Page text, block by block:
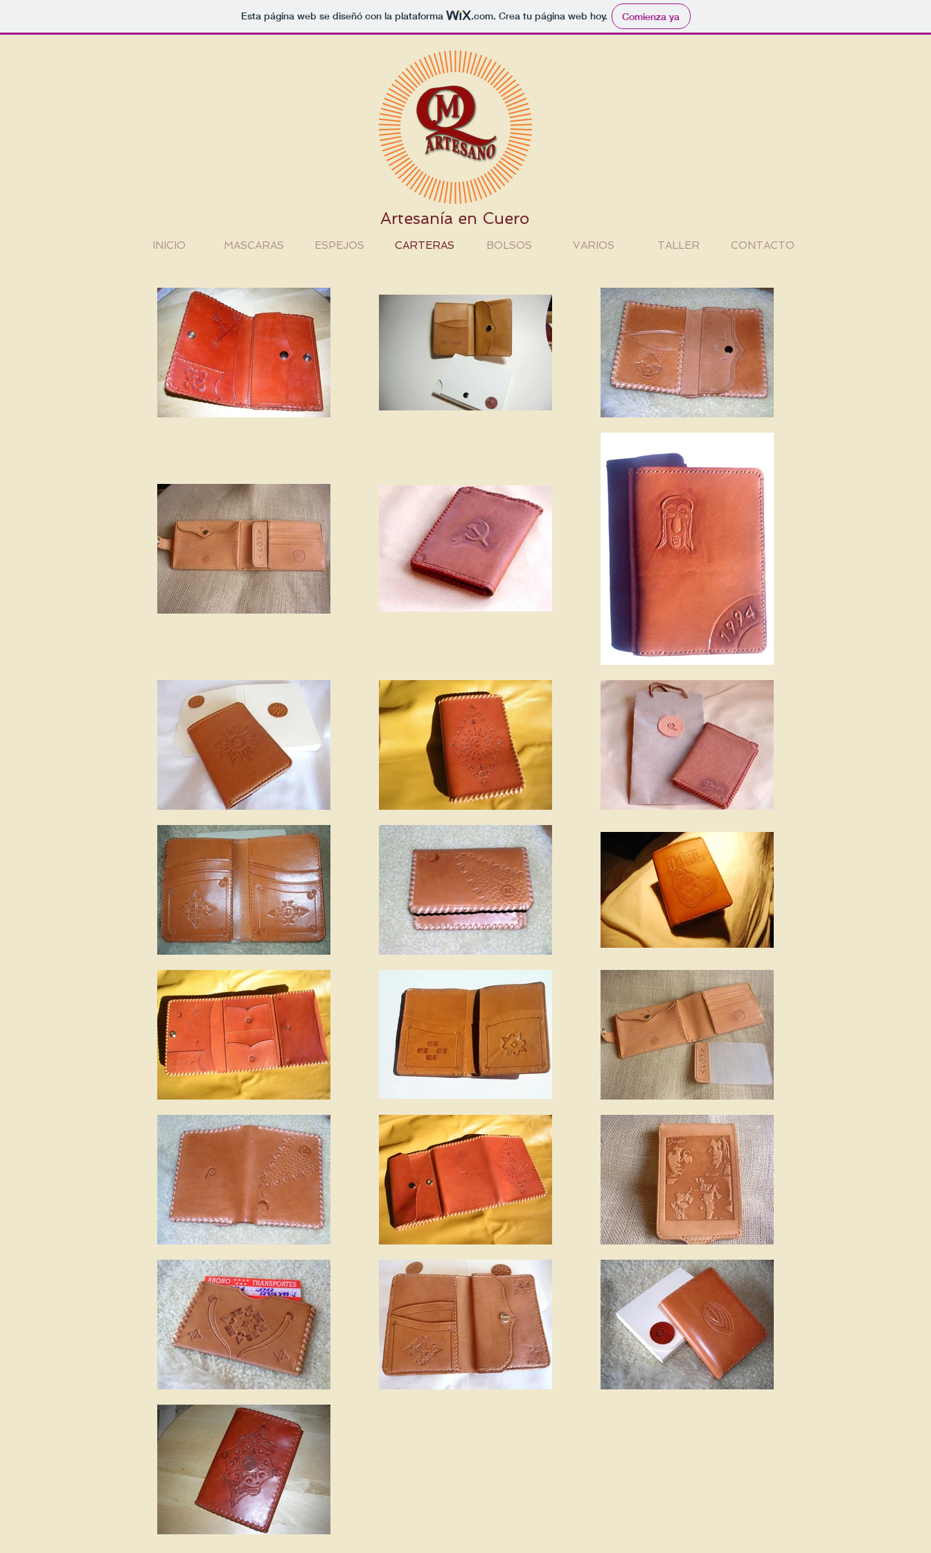
Esta página web se diseñó con la plataforma .com. Crea tu página web hoy. Comienza ya
INICIO MASCARAS ESPEJOS CARTERAS BOLSOS VARIOS TALLER CONTACTO
Artesanía en Cuero